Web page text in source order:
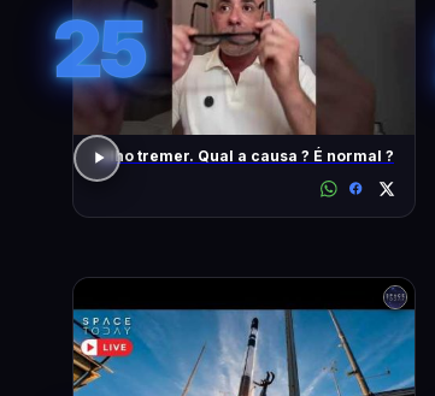
25
Olho tremer. Qual a causa ? É normal ?